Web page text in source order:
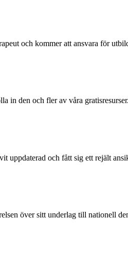
och kommer att ansvara för
in den och fler av våra
uppdaterad och fått sig ett rejält
över sitt underlag till nationell